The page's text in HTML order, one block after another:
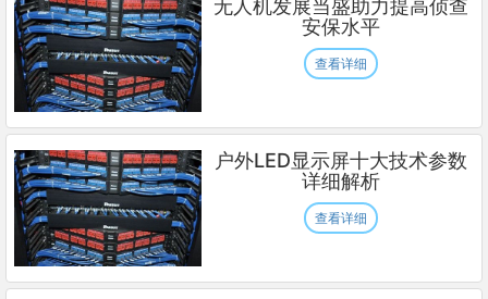
无人机发展当盛助力提高侦查
安保水平
查看详细
户外LED显示屏十大技术参数
详细解析
查看详细